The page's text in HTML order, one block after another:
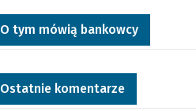
O tym mówią bankowcy
Ostatnie komentarze